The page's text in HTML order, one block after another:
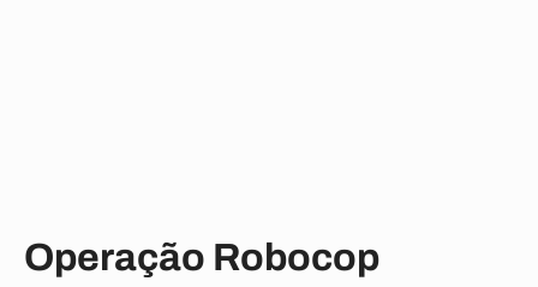
Operação Robocop